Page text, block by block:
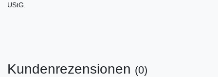
UStG.
Kundenrezensionen (0)